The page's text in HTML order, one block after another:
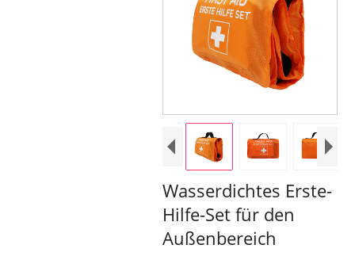
Wasserdichtes Erste-
Hilfe-Set für den
Außenbereich